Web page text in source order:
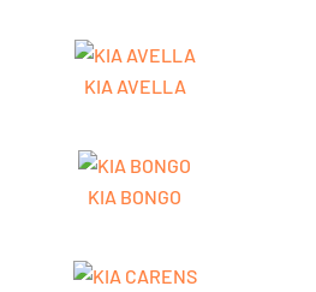
KIA AVELLA
KIA BONGO